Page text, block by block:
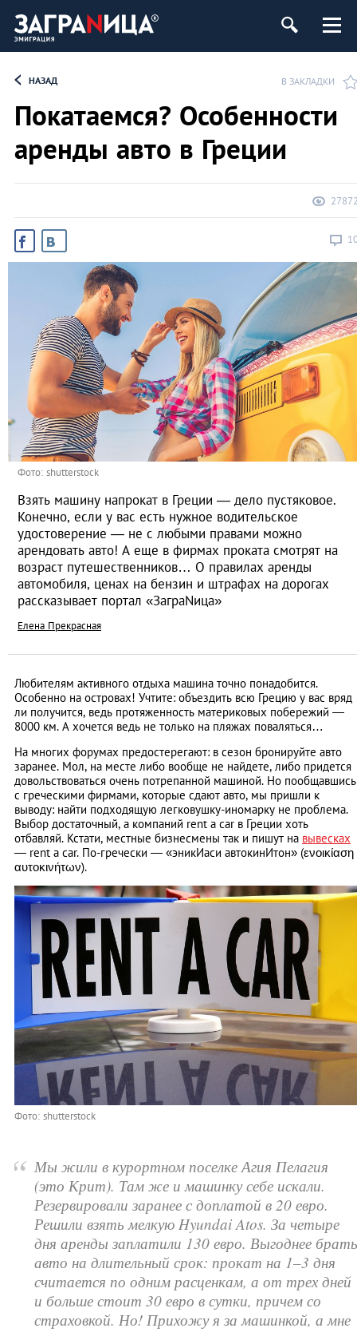
НАЗАД В ЗАКЛАДКИ
Покатаемся? Особенности
аренды авто в Греции
Фото: shutterstock
Взять машину напрокат в Греции — дело пустяковое.
Конечно, если у вас есть нужное водительское
удостоверение — не с любыми правами можно
арендовать авто! А еще в фирмах проката смотрят на
возраст путешественников… О правилах аренды
автомобиля, ценах на бензин и штрафах на дорогах
рассказывает портал «ЗаграNица»
Елена Прекрасная
Любителям активного отдыха машина точно понадобится.
Особенно на островах! Учтите: объездить всю Грецию у вас вряд
ли получится, ведь протяженность материковых побережий —
8000 км. А хочется ведь не только на пляжах поваляться…
На многих форумах предостерегают: в сезон бронируйте авто
заранее. Мол, на месте либо вообще не найдете, либо придется
довольствоваться очень потрепанной машиной. Но пообщавшись
с греческими фирмами, которые сдают авто, мы пришли к
выводу: найти подходящую легковушку-иномарку не проблема.
Выбор достаточный, а компаний rent a car в Греции хоть
отбавляй. Кстати, местные бизнесмены так и пишут на вывесках
— rent a car. По-гречески — «эникИаси автокинИтон» (ενοικίαση
αυτοκινήτων).
Фото: shutterstock
“ Мы жили в курортном поселке Агия Пелагия
(это Крит). Там же и машинку себе искали.
Резервировали заранее с доплатой в 20 евро.
Решили взять мелкую Hyundai Atos. За четыре
дня аренды заплатили 130 евро. Выгоднее брать
авто на длительный срок: прокат на 1–3 дня
считается по одним расценкам, а от трех дней
и больше стоит 30 евро в сутки, причем со
страховкой. Но! Прихожу я за машинкой, а мне